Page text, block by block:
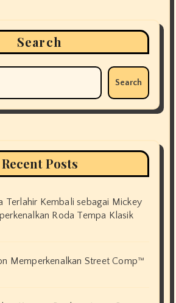
Search
Search
Recent Posts
Terlahir Kembali sebagai Mickey
Roda Tempa Klasik
Memperkenalkan Street Comp™